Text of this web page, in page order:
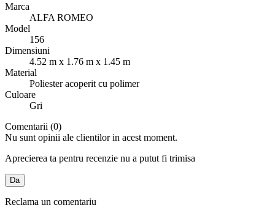
Marca
ALFA ROMEO
Model
156
Dimensiuni
4.52 m x 1.76 m x 1.45 m
Material
Poliester acoperit cu polimer
Culoare
Gri
Comentarii (0)
Nu sunt opinii ale clientilor in acest moment.
Aprecierea ta pentru recenzie nu a putut fi trimisa
Da
Reclama un comentariu